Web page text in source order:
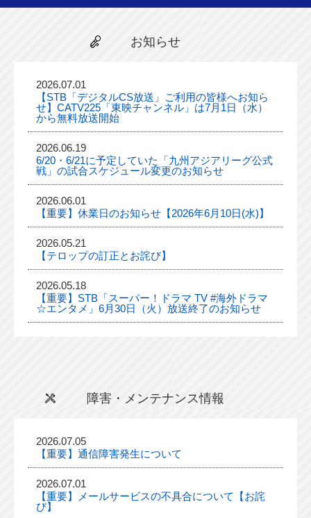
お知らせ
2026.07.01
【STB「デジタルCS放送」ご利用の皆様へお知ら
せ】CATV225「東映チャンネル」は7月1日（水）
から無料放送開始
2026.06.19
6/20・6/21に予定していた「九州アジアリーグ公式
戦」の試合スケジュール変更のお知らせ
2026.06.01
【重要】休業日のお知らせ【2026年6月10日(水)】
2026.05.21
【テロップの訂正とお詫び】
2026.05.18
【重要】STB「スーパー！ドラマ TV #海外ドラマ
☆エンタメ」6月30日（火）放送終了のお知らせ
障害・メンテナンス情報
2026.07.05
【重要】通信障害発生について
2026.07.01
【重要】メールサービスの不具合について【お詫
び】